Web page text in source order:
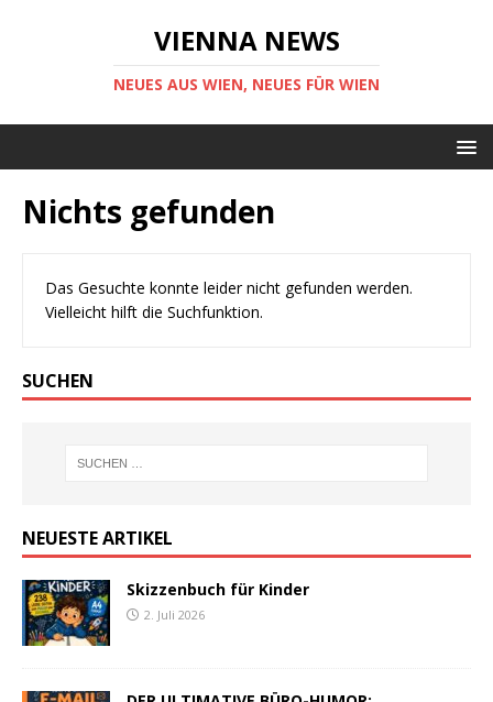
VIENNA NEWS
NEUES AUS WIEN, NEUES FÜR WIEN
Nichts gefunden
Das Gesuchte konnte leider nicht gefunden werden.
Vielleicht hilft die Suchfunktion.
SUCHEN
NEUESTE ARTIKEL
Skizzenbuch für Kinder
2. Juli 2026